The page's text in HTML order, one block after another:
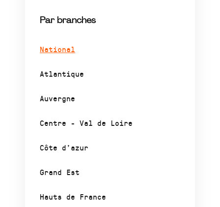
Par branches
National
Atlantique
Auvergne
Centre - Val de Loire
Côte d’azur
Grand Est
Hauts de France